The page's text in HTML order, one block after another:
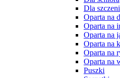
Dla
Oparta na
Oparta na
Oparta na
Oparta na
Oparta na
Oparta na
Puszki